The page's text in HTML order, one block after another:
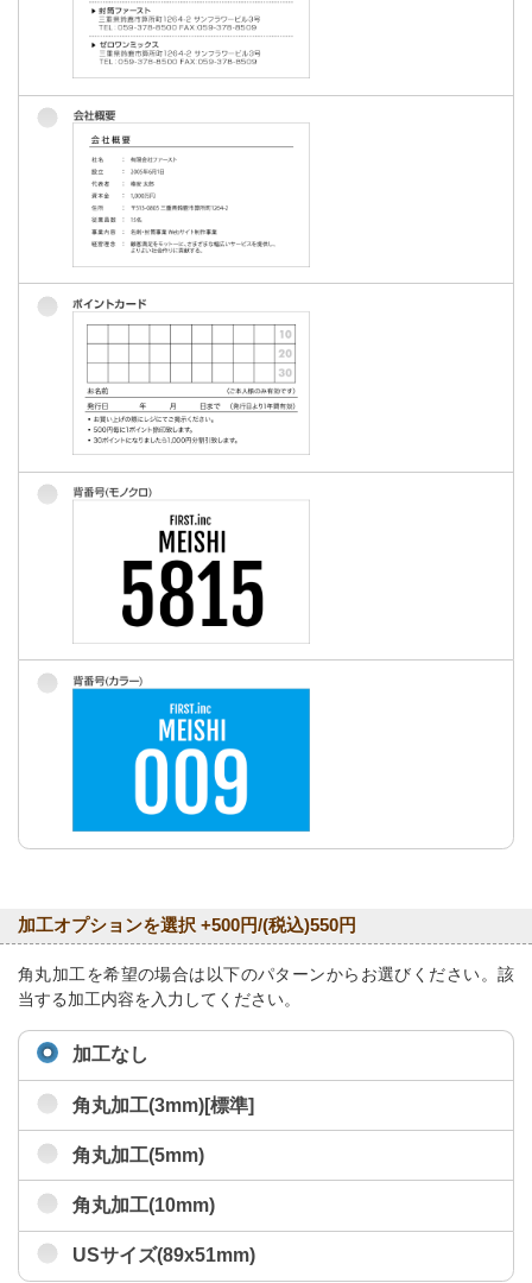
加工オプションを選択 +500円/(税込)550円
角丸加工を希望の場合は以下のパターンからお選びください。該
当する加工内容を入力してください。
加工なし
角丸加工(3mm)[標準]
角丸加工(5mm)
角丸加工(10mm)
USサイズ(89x51mm)